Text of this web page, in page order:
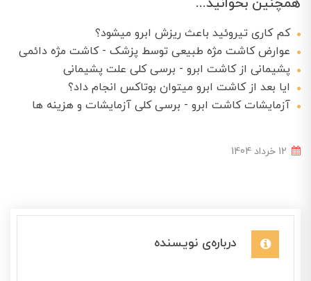
همچنین بخوانید...
کم کاری تیروئید باعث ریزش ابرو میشود؟
عوارض کاشت مژه طبیعی توسط پزشک - کاشت مژه دائمی
پشیمانی از کاشت ابرو - برسی کلی علت پشیمانی
ایا بعد از کاشت ابرو میتوان بوتاکس انجام داد؟
آزمایشات کاشت ابرو - برسی کلی آزمایشات و هزینه ها
درباره‌ی نویسنده